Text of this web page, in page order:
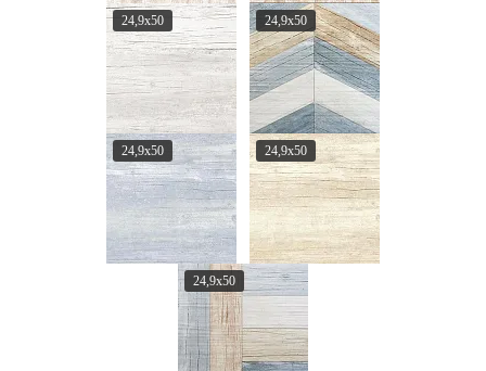
24,9x50 24,9x50
24,9x50 24,9x50
24,9x50